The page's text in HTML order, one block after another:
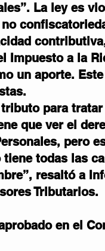
La ley es
Impuesto a la
un aporte.
para
que ver el
pero
todas las
resaltó a
Tributarios.
en el